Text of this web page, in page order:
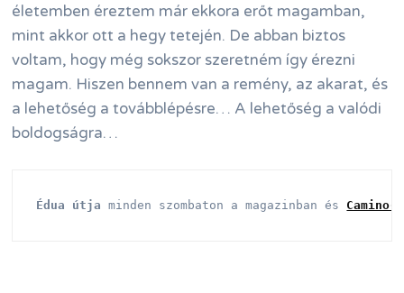
életemben éreztem már ekkora erőt magamban,
mint akkor ott a hegy tetején. De abban biztos
voltam, hogy még sokszor szeretném így érezni
magam. Hiszen bennem van a remény, az akarat, és
a lehetőség a továbblépésre… A lehetőség a valódi
boldogságra…
Édua útja minden szombaton a magazinban és Camino-